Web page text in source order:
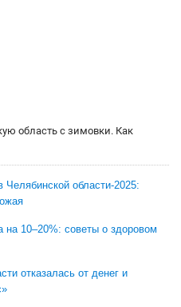
область с зимовки. Как
Челябинской области-2025:
на 10–20%: советы о здоровом
отказалась от денег и